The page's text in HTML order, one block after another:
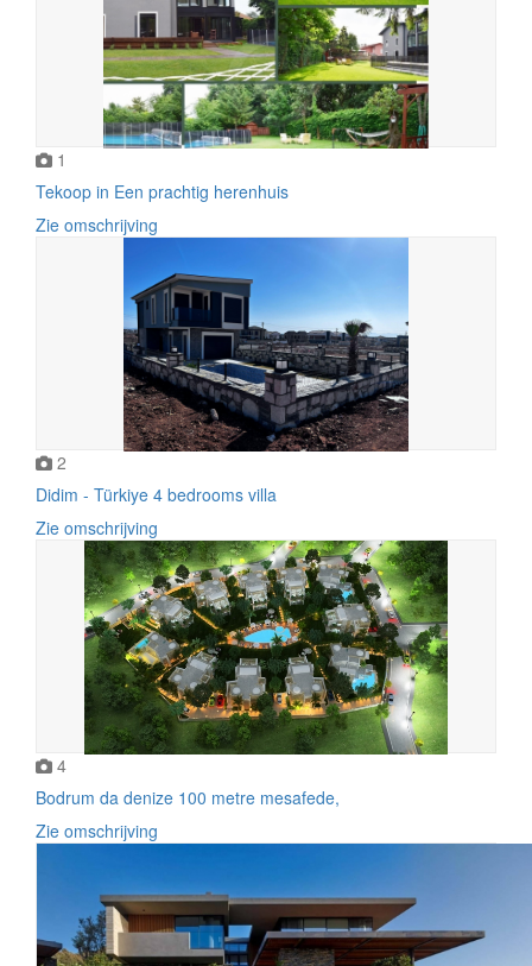
1
Tekoop in Een prachtig herenhuis
Zie omschrijving
2
Didim - Türkiye 4 bedrooms villa
Zie omschrijving
4
Bodrum da denize 100 metre mesafede,
Zie omschrijving